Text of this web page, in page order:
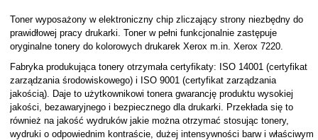
Toner wyposażony w elektroniczny chip zliczający strony niezbędny do
prawidłowej pracy drukarki. Toner w pełni funkcjonalnie zastępuje
oryginalne tonery do kolorowych drukarek Xerox m.in. Xerox 7220.
Fabryka produkująca tonery otrzymała certyfikaty: ISO 14001 (certyfikat
zarządzania środowiskowego) i ISO 9001 (certyfikat zarządzania
jakością). Daje to użytkownikowi tonera gwarancję produktu wysokiej
jakości, bezawaryjnego i bezpiecznego dla drukarki. Przekłada się to
również na jakość wydruków jakie można otrzymać stosując tonery,
wydruki o odpowiednim kontraście, dużej intensywności barw i właściwym